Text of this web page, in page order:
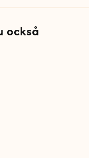
också